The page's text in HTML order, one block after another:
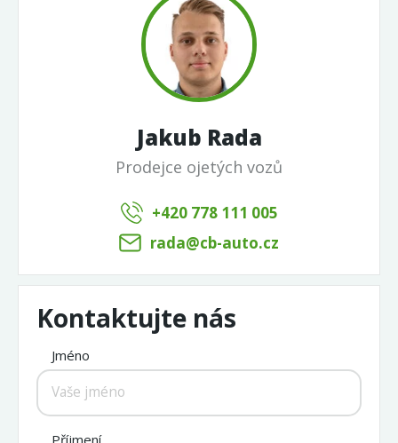
Jakub Rada
Prodejce ojetých vozů
+420 778 111 005
rada@cb-auto.cz
Kontaktujte nás
Jméno
Příjmení